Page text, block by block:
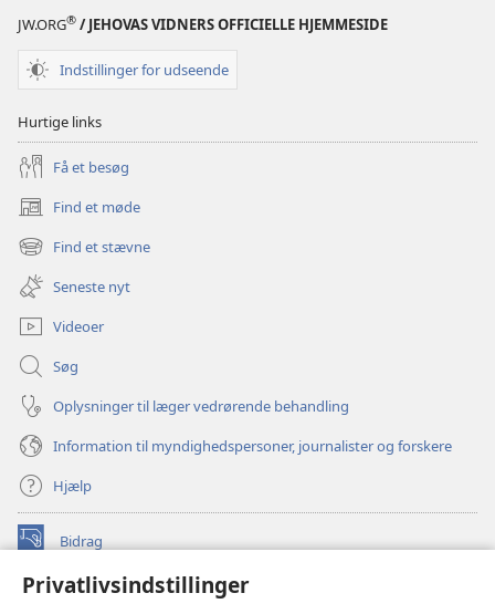
Privatlivsindstillinger
dig
dig
JW.ORG® / JEHOVAS VIDNERS OFFICIELLE HJEMMESIDE
Indstillinger for udseende
Hurtige links
Få et besøg
Find et møde
(åbner
nyt
vindue)
Find et stævne
(åbner
nyt
vindue)
Seneste nyt
Videoer
Søg
Oplysninger til læger vedrørende behandling
Information til myndighedspersoner, journalister og forskere
Hjælp
Bidrag
(åbner
vindue)Watchtower ONLINE LIBRARY™